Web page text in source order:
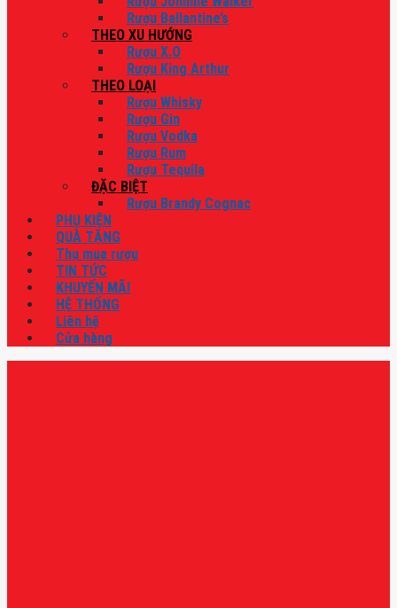
Rượu Ballantine’s
THEO XU HƯỚNG
Rượu X.O
Rượu King Arthur
THEO LOẠI
Rượu Whisky
Rượu Gin
Rượu Vodka
Rượu Rum
Rượu Tequila
ĐẶC BIỆT
Rượu Brandy Cognac
PHỤ KIỆN
QUÀ TẶNG
Thu mua rượu
TIN TỨC
KHUYẾN MÃI
HỆ THỐNG
Liên hệ
Cửa hàng